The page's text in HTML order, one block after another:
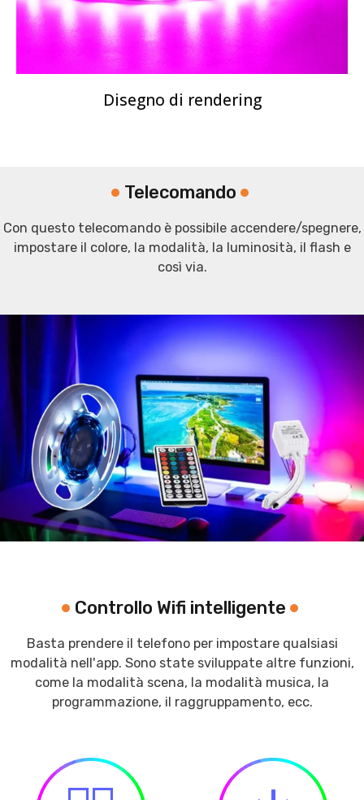
Disegno di rendering
Telecomando
Con questo telecomando è possibile accendere/spegnere,
impostare il colore, la modalità, la luminosità, il flash e
così via.
Controllo Wifi intelligente
Basta prendere il telefono per impostare qualsiasi
modalità nell'app. Sono state sviluppate altre funzioni,
come la modalità scena, la modalità musica, la
programmazione, il raggruppamento, ecc.